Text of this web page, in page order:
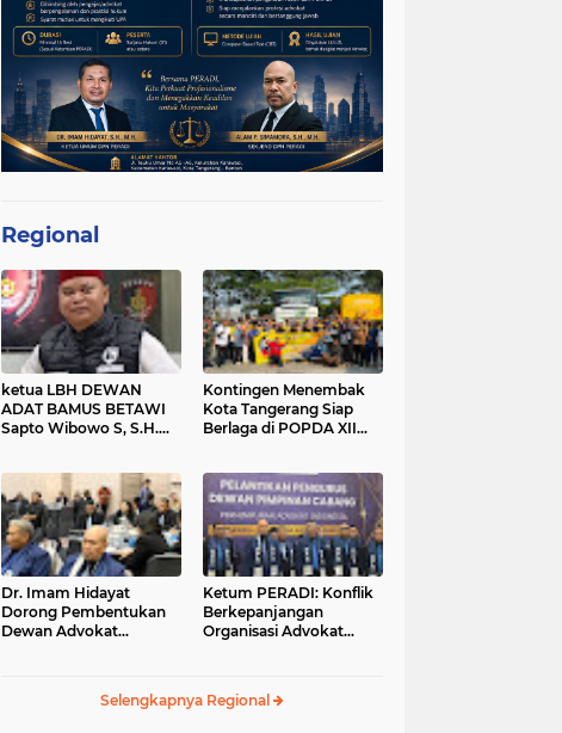
Regional
ketua LBH DEWAN
ADAT BAMUS BETAWI
Sapto Wibowo S, S.H.
Statement di Media
Kontingen Menembak
Kota Tangerang Siap
Berlaga di POPDA XII
Dr. Imam Hidayat
Dorong Pembentukan
Dewan Advokat
Ketum PERADI: Konflik
Berkepanjangan
Organisasi Advokat
Selengkapnya Regional